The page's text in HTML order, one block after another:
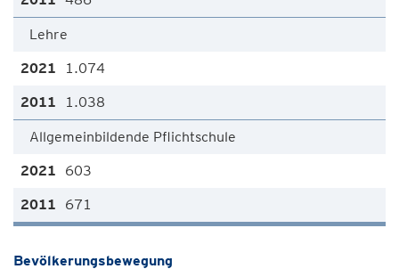
Lehre
1.074
1.038
Allgemeinbildende Pflichtschule
603
671
Bevölkerungsbewegung